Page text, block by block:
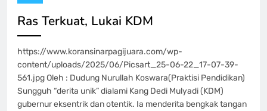
Ras Terkuat, Lukai KDM
https://www.koransinarpagijuara.com/wp-
content/uploads/2025/06/Picsart_25-06-22_17-07-39-
561.jpg Oleh : Dudung Nurullah Koswara(Praktisi Pendidikan)
Sungguh “derita unik” dialami Kang Dedi Mulyadi (KDM)
gubernur eksentrik dan otentik. Ia menderita bengkak tangan